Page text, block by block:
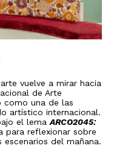
vuelve a mirar hacia
de Arte
como una de las
artístico internacional.
el lema ARCO2045:
para reflexionar sobre
del mañana.